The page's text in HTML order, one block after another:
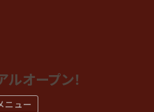
オープン！
ニュー